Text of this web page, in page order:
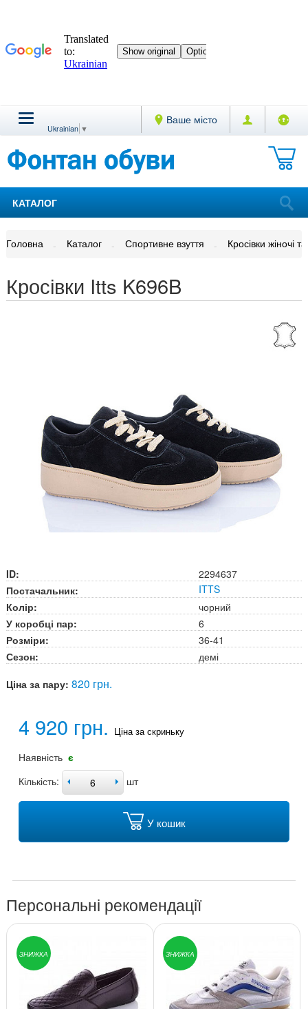
Ваше місто
Ukrainian ▼
КАТАЛОГ
Головна Каталог Спортивне взуття Кросівки жіночі та
Кросівки Itts K696B
ID:
2294637
Постачальник:
ITTS
Колір:
чорний
У коробці пар:
6
Розміри:
36-41
Сезон:
демі
Ціна за пару: 820 грн.
4 920 грн. Ціна за скриньку
Наявність є
Кількість:
шт
У кошик
Персональні рекомендації
ЗНИЖКА ЗНИЖКА